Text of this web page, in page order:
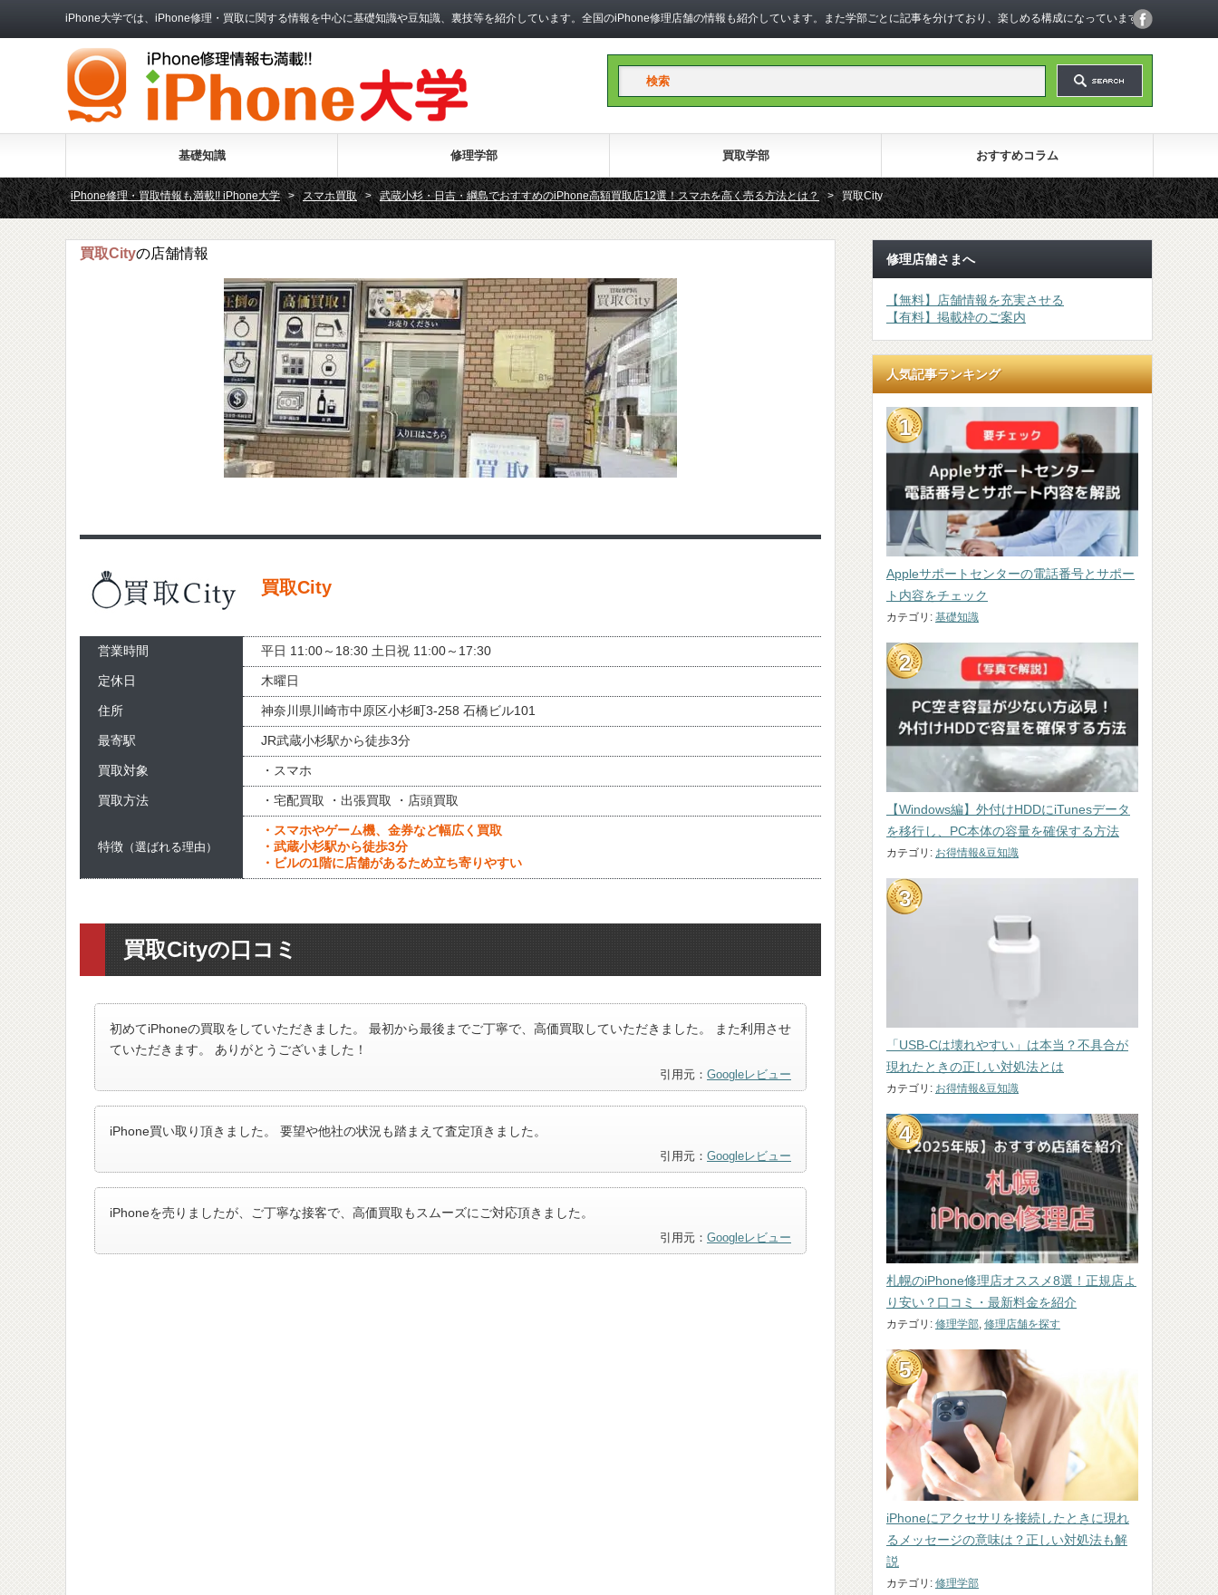
iPhone大学では、iPhone修理・買取に関する情報を中心に基礎知識や豆知識、裏技等を紹介しています。全国のiPhone修理店舗の情報も紹介しています。また学部ごとに記事を分けており、楽しめる構成になっています。
基礎知識 修理学部 買取学部 おすすめコラム
iPhone修理・買取情報も満載!! iPhone大学 > スマホ買取 > 武蔵小杉・日吉・綱島でおすすめのiPhone高額買取店12選！スマホを高く売る方法とは？ > 買取City
買取Cityの店舗情報
買取City
営業時間 平日 11:00～18:30 土日祝 11:00～17:30
定休日 木曜日
住所 神奈川県川崎市中原区小杉町3-258 石橋ビル101
最寄駅 JR武蔵小杉駅から徒歩3分
買取対象 ・スマホ
買取方法 ・宅配買取 ・出張買取 ・店頭買取
特徴 （選ばれる理由）
・スマホやゲーム機、金券など幅広く買取
・武蔵小杉駅から徒歩3分
・ビルの1階に店舗があるため立ち寄りやすい
買取Cityの口コミ
初めてiPhoneの買取をしていただきました。 最初から最後までご丁寧で、高価買取していただきました。 また利用させ
ていただきます。 ありがとうございました！
引用元： Googleレビュー
iPhone買い取り頂きました。 要望や他社の状況も踏まえて査定頂きました。
引用元： Googleレビュー
iPhoneを売りましたが、ご丁寧な接客で、高価買取もスムーズにご対応頂きました。
引用元： Googleレビュー
修理店舗さまへ
【無料】店舗情報を充実させる
【有料】掲載枠のご案内
人気記事ランキング
Appleサポートセンターの電話番号とサポー
ト内容をチェック
カテゴリ: 基礎知識
【Windows編】外付けHDDにiTunesデータ
を移行し、PC本体の容量を確保する方法
カテゴリ: お得情報&豆知識
「USB-Cは壊れやすい」は本当？不具合が
現れたときの正しい対処法とは
カテゴリ: お得情報&豆知識
札幌のiPhone修理店オススメ8選！正規店よ
り安い？口コミ・最新料金を紹介
カテゴリ: 修理学部 修理店舗を探す
iPhoneにアクセサリを接続したときに現れ
るメッセージの意味は？正しい対処法も解
説
カテゴリ: 修理学部